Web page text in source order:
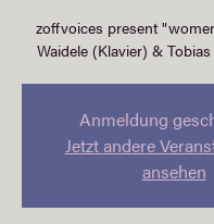
zoffvoices present
Waidele (Klavier) &
Anmeldung
Jetzt andere
ansehen